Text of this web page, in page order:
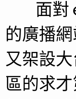
面對ｅ
的廣播
又架設
區的求